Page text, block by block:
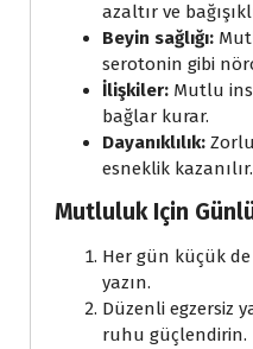
azaltır ve
Beyin sağlığı:
serotonin gibi
İlişkiler: Mutlu
bağlar kurar.
Dayanıklılık:
esneklik kazanılır.
Mutluluk Için
Her gün küçük
yazın.
Düzenli egzersiz
ruhu güçlendirin.